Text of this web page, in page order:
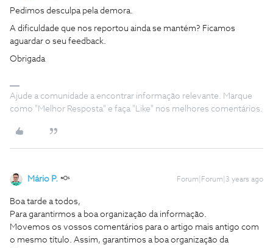
Pedimos desculpa pela demora.
A dificuldade que nos reportou ainda se mantém? Ficamos
aguardar o seu feedback.
Obrigada
Ajude a comunidade a encontrar informação relevante. Marque
como "Melhor Resposta" e faça "Like" nos melhores comentários.
Mário P. Forum|Forum|3 years ago
Boa tarde a todos,
Para garantirmos a boa organização da informação.
Movemos os vossos comentários para o artigo mais antigo com
o mesmo título. Assim, garantimos a boa organização da